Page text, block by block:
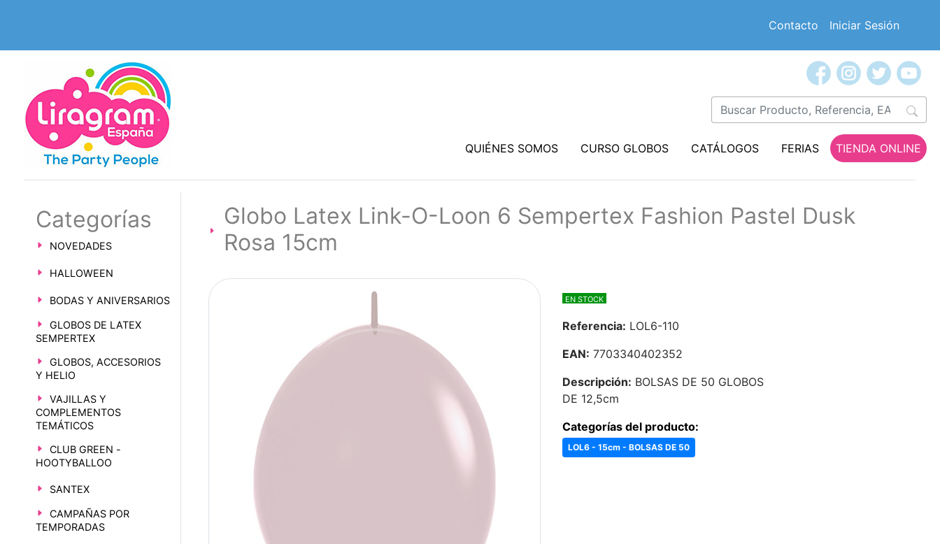
Contacto Iniciar Sesión
QUIÉNES SOMOS CURSO GLOBOS CATÁLOGOS FERIAS TIENDA ONLINE
Categorías
NOVEDADES
HALLOWEEN
BODAS Y ANIVERSARIOS
GLOBOS DE LATEX
SEMPERTEX
GLOBOS, ACCESORIOS
Y HELIO
VAJILLAS Y
COMPLEMENTOS
TEMÁTICOS
CLUB GREEN -
HOOTYBALLOO
SANTEX
CAMPAÑAS POR
TEMPORADAS
Globo Latex Link-O-Loon 6 Sempertex Fashion Pastel Dusk
Rosa 15cm
EN STOCK
Referencia: LOL6-110
EAN: 7703340402352
Descripción: BOLSAS DE 50 GLOBOS
DE 12,5cm
Categorías del producto:
LOL6 - 15cm - BOLSAS DE 50